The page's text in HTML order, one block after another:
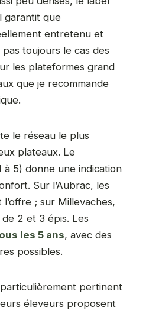
garantit que
entretenu et
toujours le cas des
les plateformes grand
que je recommande
le réseau le plus
plateaux. Le
à 5) donne une indication
Sur l’Aubrac, les
; sur Millevaches,
2 et 3 épis. Les
les 5 ans, avec des
possibles.
pertinent
éleveurs proposent